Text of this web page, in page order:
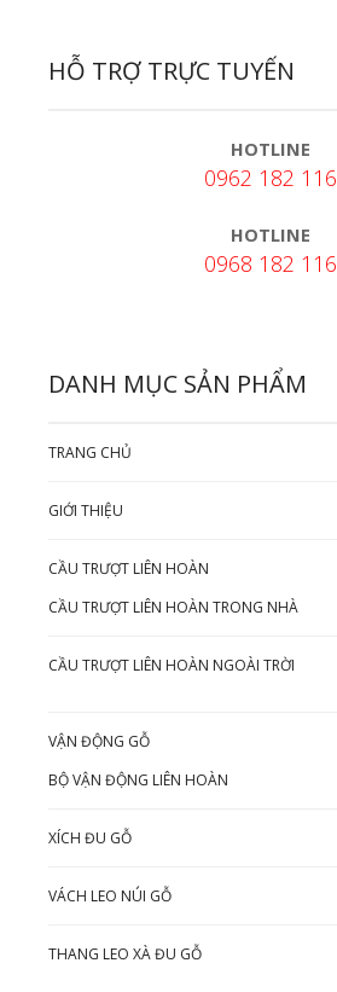
HỖ TRỢ TRỰC TUYẾN
HOTLINE
0962 182 116
HOTLINE
0968 182 116
DANH MỤC SẢN PHẨM
TRANG CHỦ
GIỚI THIỆU
CẦU TRƯỢT LIÊN HOÀN
CẦU TRƯỢT LIÊN HOÀN TRONG NHÀ
CẦU TRƯỢT LIÊN HOÀN NGOÀI TRỜI
VẬN ĐỘNG GỖ
BỘ VẬN ĐỘNG LIÊN HOÀN
XÍCH ĐU GỖ
VÁCH LEO NÚI GỖ
THANG LEO XÀ ĐU GỖ